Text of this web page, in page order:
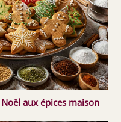
aux épices maison